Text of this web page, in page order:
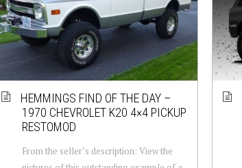
HEMMINGS FIND OF THE DAY –
1970 CHEVROLET K20 4×4 PICKUP
RESTOMOD
From the seller’s description: View the